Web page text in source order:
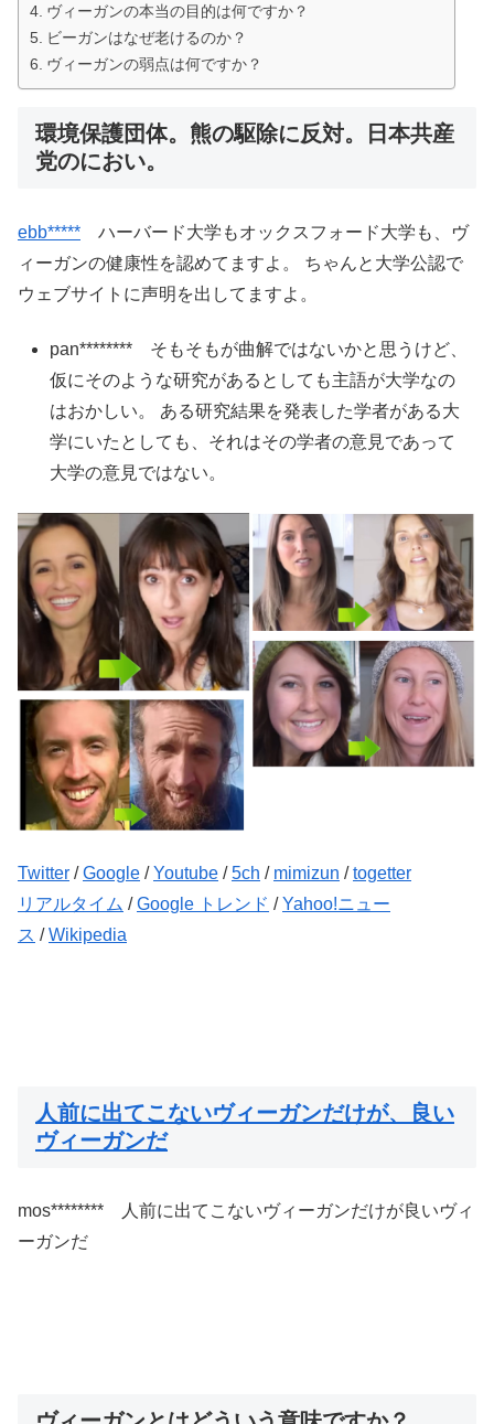
ヴィーガンの本当の目的は何ですか？
ビーガンはなぜ老けるのか？
ヴィーガンの弱点は何ですか？
環境保護団体。熊の駆除に反対。日本共産
党のにおい。
ebb***** ハーバード大学もオックスフォード大学も、ヴ
ィーガンの健康性を認めてますよ。 ちゃんと大学公認で
ウェブサイトに声明を出してますよ。
pan******** そもそもが曲解ではないかと思うけど、
仮にそのような研究があるとしても主語が大学なの
はおかしい。 ある研究結果を発表した学者がある大
学にいたとしても、それはその学者の意見であって
大学の意見ではない。
Twitter /Google /Youtube /5ch / mimizun /togetter
リアルタイム /Google トレンド /Yahoo!ニュー
ス /Wikipedia
人前に出てこないヴィーガンだけが、良い
ヴィーガンだ
mos******** 人前に出てこないヴィーガンだけが良いヴィ
ーガンだ